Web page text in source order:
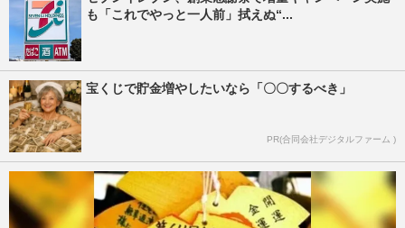
も「これでやっと一人前」拭えぬ“...
宝くじで貯金増やしたいなら「〇〇するべき」
PR(合同会社デジタルファーム )